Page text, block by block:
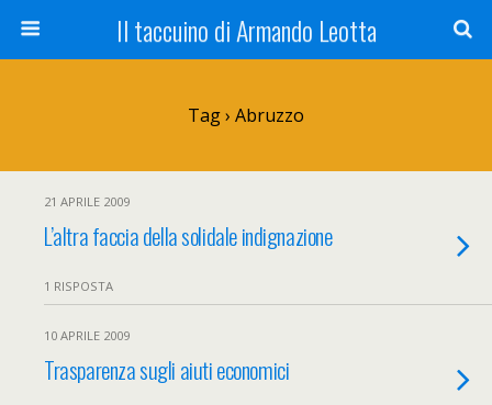
Il taccuino di Armando Leotta
Tag › Abruzzo
21 APRILE 2009
L’altra faccia della solidale indignazione
1 RISPOSTA
10 APRILE 2009
Trasparenza sugli aiuti economici